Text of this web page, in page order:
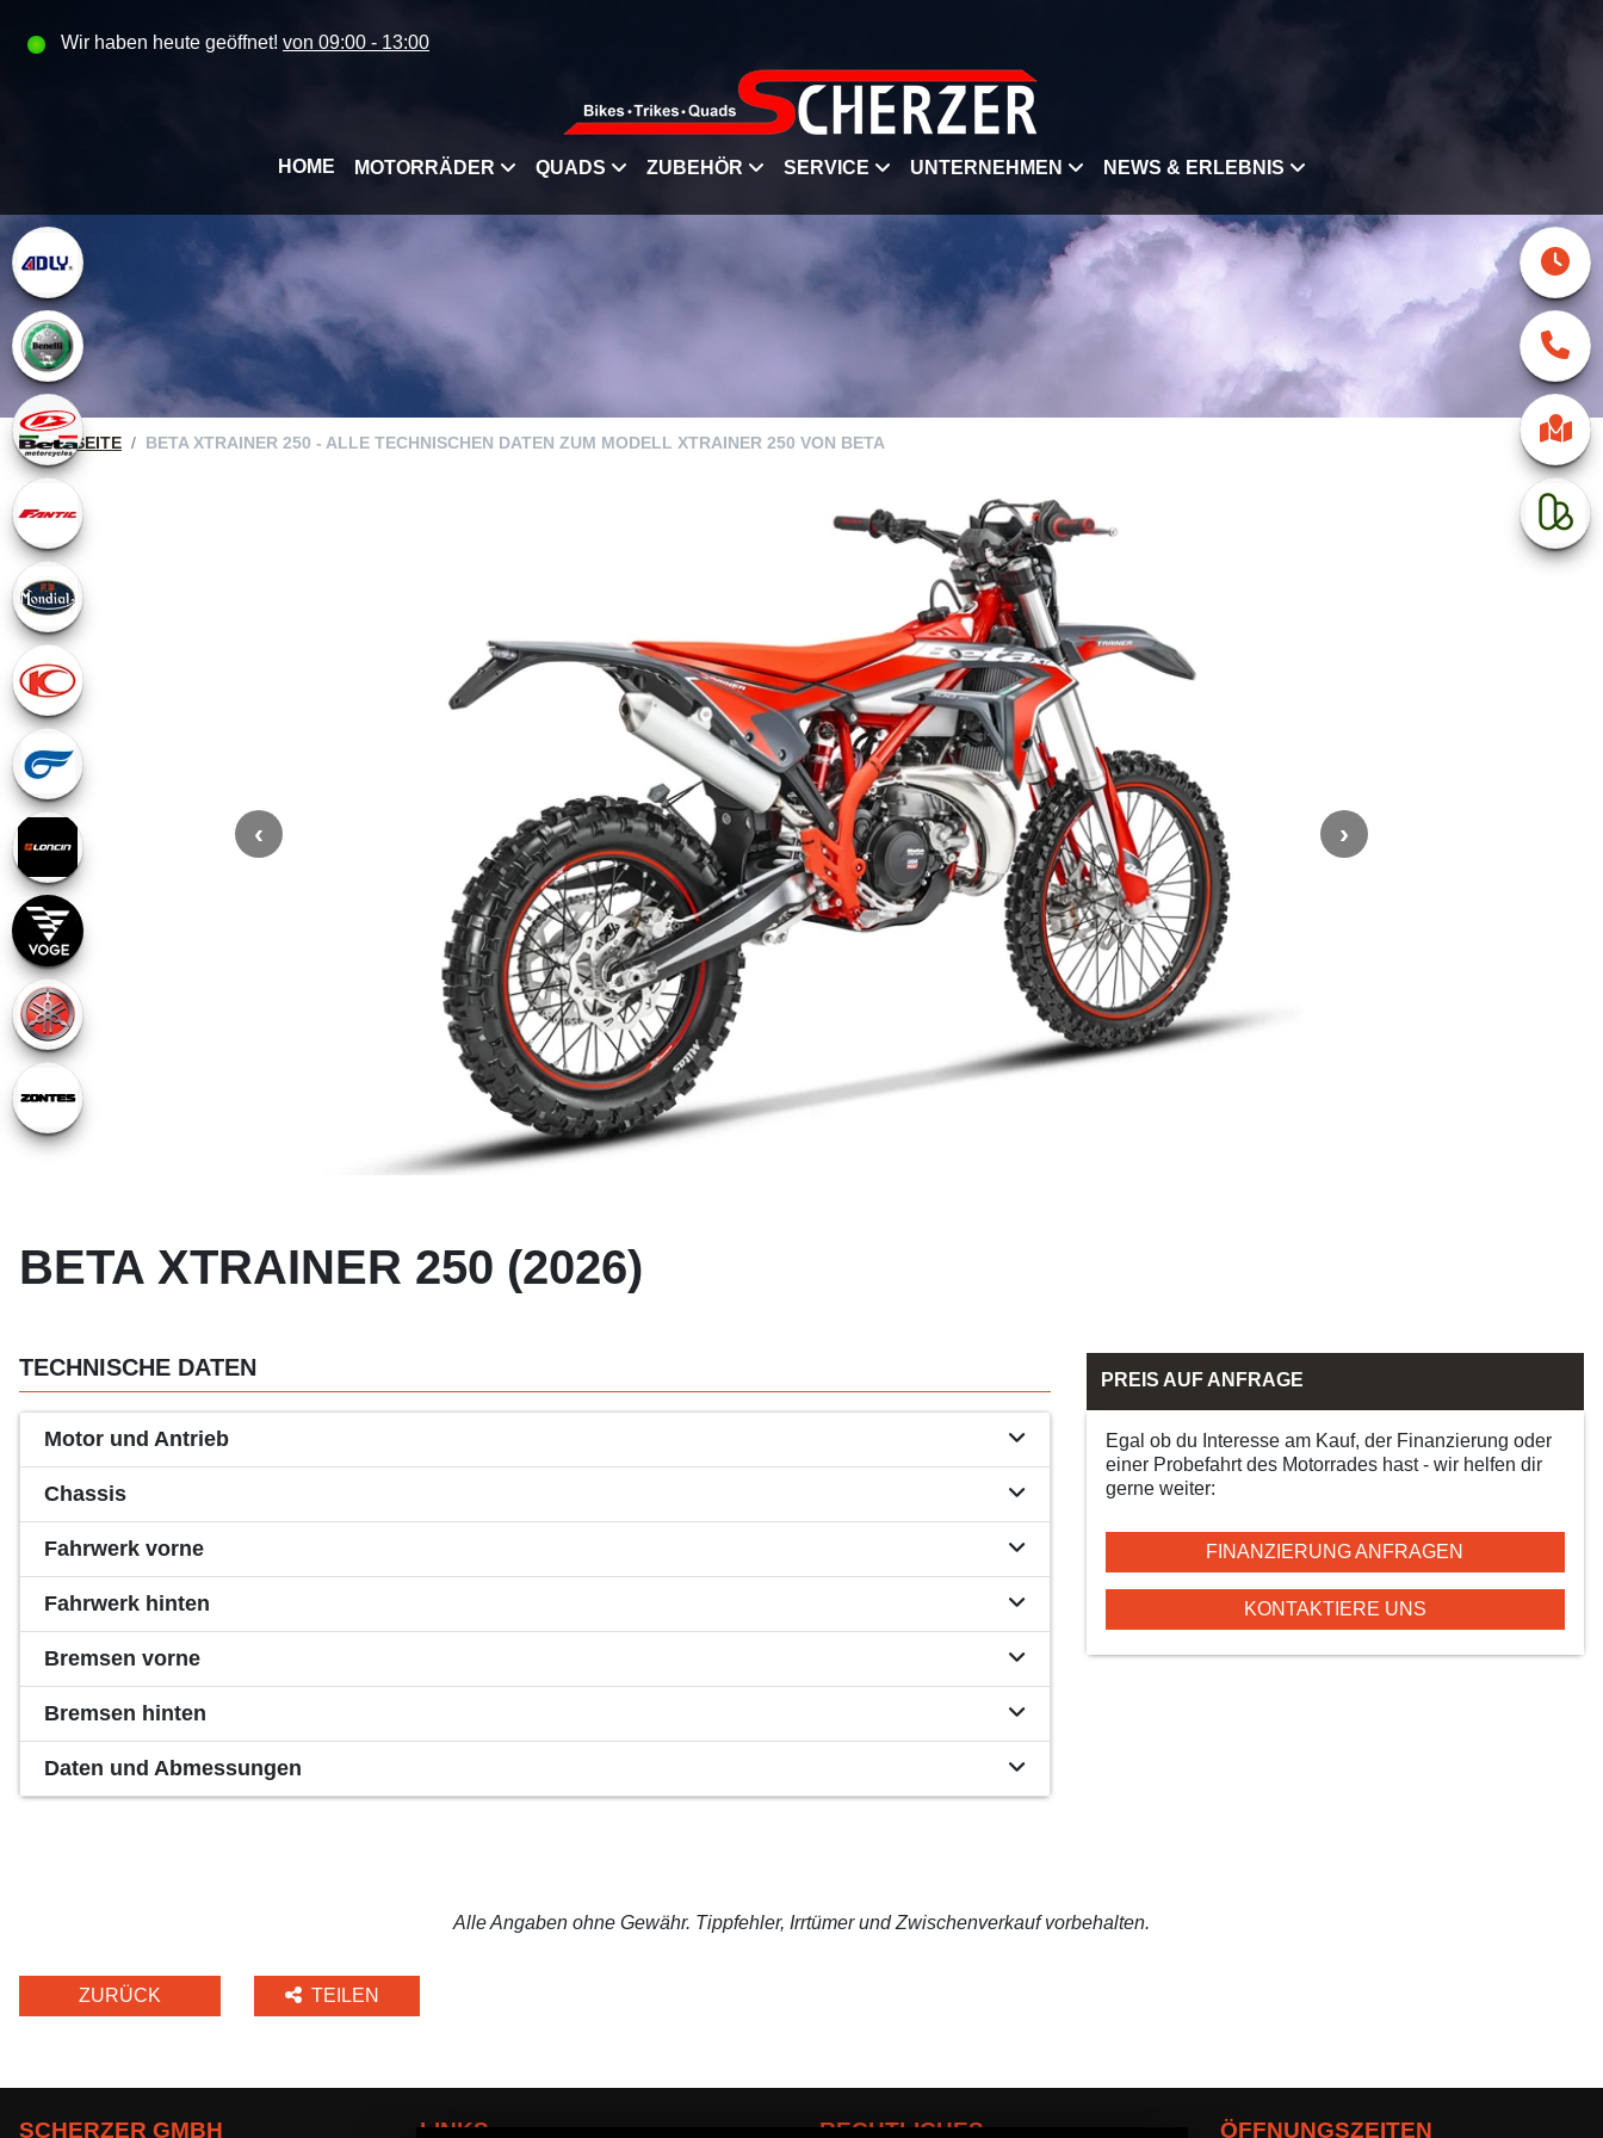
Wir haben heute geöffnet!von 09:00 - 13:00
HOME MOTORRÄDER QUADS ZUBEHÖR SERVICE UNTERNEHMEN NEWS & ERLEBNIS
STARTSEITE BETA XTRAINER 250 - ALLE TECHNISCHEN DATEN ZUM MODELL XTRAINER 250 VON BETA
BETA XTRAINER 250 (2026)
TECHNISCHE DATEN
Motor und Antrieb
Chassis
Fahrwerk vorne
Fahrwerk hinten
Bremsen vorne
Bremsen hinten
Daten und Abmessungen
PREIS AUF ANFRAGE
Egal ob du Interesse am Kauf, der Finanzierung oder
einer Probefahrt des Motorrades hast - wir helfen dir
gerne weiter:
FINANZIERUNG ANFRAGEN
KONTAKTIERE UNS
Alle Angaben ohne Gewähr. Tippfehler, Irrtümer und Zwischenverkauf vorbehalten.
ZURÜCK TEILEN
SCHERZER GMBH LINKS RECHTLICHES ÖFFNUNGSZEITEN